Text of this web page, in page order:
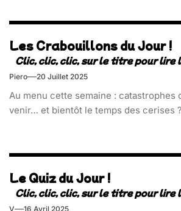
Les Crabouillons du Jour !
Piero 20 Juillet 2025
Au menu cette semaine : catastrophes
venir… et bientôt le temps des cerises ?
Le Quiz du Jour !
V 16 Avril 2025